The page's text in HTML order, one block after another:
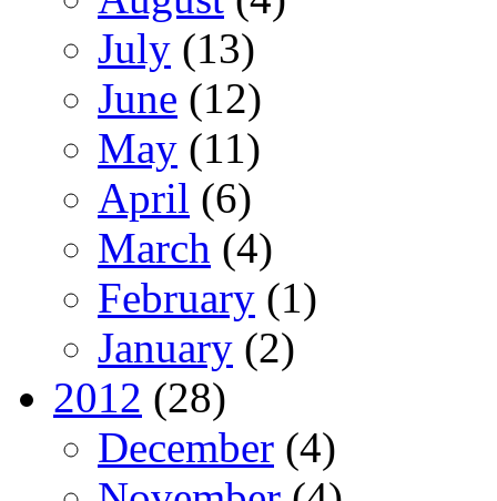
July (13)
June (12)
May (11)
April (6)
March (4)
February (1)
January (2)
2012 (28)
December (4)